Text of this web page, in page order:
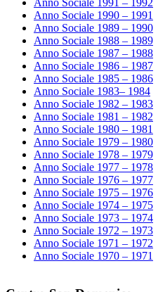
Anno Sociale 1990 – 1991
Anno Sociale 1989 – 1990
Anno Sociale 1988 – 1989
Anno Sociale 1987 – 1988
Anno Sociale 1986 – 1987
Anno Sociale 1985 – 1986
Anno Sociale 1983– 1984
Anno Sociale 1982 – 1983
Anno Sociale 1981 – 1982
Anno Sociale 1980 – 1981
Anno Sociale 1979 – 1980
Anno Sociale 1978 – 1979
Anno Sociale 1977 – 1978
Anno Sociale 1976 – 1977
Anno Sociale 1975 – 1976
Anno Sociale 1974 – 1975
Anno Sociale 1973 – 1974
Anno Sociale 1972 – 1973
Anno Sociale 1971 – 1972
Anno Sociale 1970 – 1971